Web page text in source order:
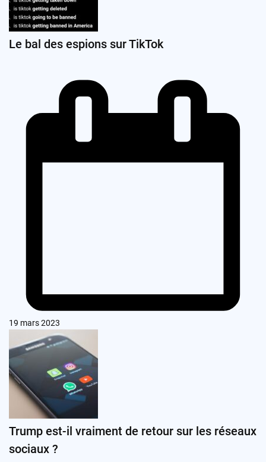
Le bal des espions sur TikTok
19 mars 2023
Trump est-il vraiment de retour sur les réseaux
sociaux ?